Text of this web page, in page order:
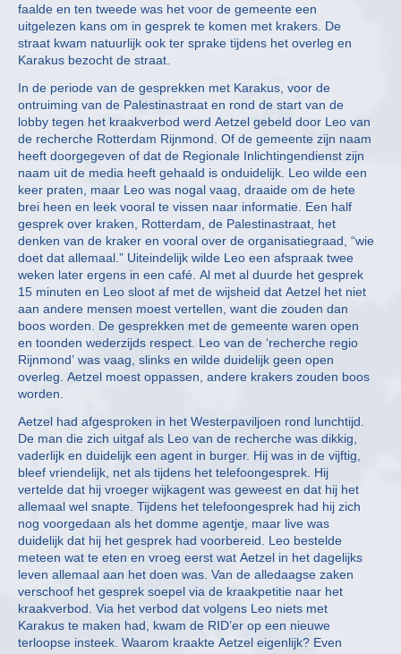
faalde en ten tweede was het voor de gemeente een
uitgelezen kans om in gesprek te komen met krakers. De
straat kwam natuurlijk ook ter sprake tijdens het overleg en
Karakus bezocht de straat.
In de periode van de gesprekken met Karakus, voor de
ontruiming van de Palestinastraat en rond de start van de
lobby tegen het kraakverbod werd Aetzel gebeld door Leo van
de recherche Rotterdam Rijnmond. Of de gemeente zijn naam
heeft doorgegeven of dat de Regionale Inlichtingendienst zijn
naam uit de media heeft gehaald is onduidelijk. Leo wilde een
keer praten, maar Leo was nogal vaag, draaide om de hete
brei heen en leek vooral te vissen naar informatie. Een half
gesprek over kraken, Rotterdam, de Palestinastraat, het
denken van de kraker en vooral over de organisatiegraad, “wie
doet dat allemaal.” Uiteindelijk wilde Leo een afspraak twee
weken later ergens in een café. Al met al duurde het gesprek
15 minuten en Leo sloot af met de wijsheid dat Aetzel het niet
aan andere mensen moest vertellen, want die zouden dan
boos worden. De gesprekken met de gemeente waren open
en toonden wederzijds respect. Leo van de ‘recherche regio
Rijnmond’ was vaag, slinks en wilde duidelijk geen open
overleg. Aetzel moest oppassen, andere krakers zouden boos
worden.
Aetzel had afgesproken in het Westerpaviljoen rond lunchtijd.
De man die zich uitgaf als Leo van de recherche was dikkig,
vaderlijk en duidelijk een agent in burger. Hij was in de vijftig,
bleef vriendelijk, net als tijdens het telefoongesprek. Hij
vertelde dat hij vroeger wijkagent was geweest en dat hij het
allemaal wel snapte. Tijdens het telefoongesprek had hij zich
nog voorgedaan als het domme agentje, maar live was
duidelijk dat hij het gesprek had voorbereid. Leo bestelde
meteen wat te eten en vroeg eerst wat Aetzel in het dagelijks
leven allemaal aan het doen was. Van de alledaagse zaken
verschoof het gesprek soepel via de kraakpetitie naar het
kraakverbod. Via het verbod dat volgens Leo niets met
Karakus te maken had, kwam de RID’er op een nieuwe
terloopse insteek. Waarom kraakte Aetzel eigenlijk? Even